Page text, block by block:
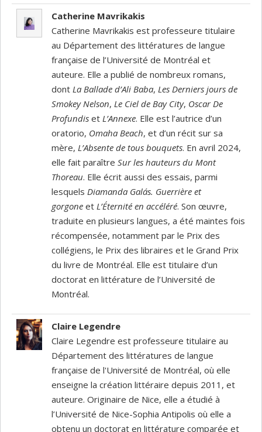
Catherine Mavrikakis
Catherine Mavrikakis est professeure titulaire
au Département des littératures de langue
française de l’Université de Montréal et
auteure. Elle a publié de nombreux romans,
dont La Ballade d’Ali Baba, Les Derniers jours de
Smokey Nelson, Le Ciel de Bay City, Oscar De
Profundis et L’Annexe. Elle est l’autrice d’un
oratorio, Omaha Beach, et d’un récit sur sa
mère, L’Absente de tous bouquets. En avril 2024,
elle fait paraître Sur les hauteurs du Mont
Thoreau. Elle écrit aussi des essais, parmi
lesquels Diamanda Galás. Guerrière et
gorgone et L’Éternité en accéléré. Son œuvre,
traduite en plusieurs langues, a été maintes fois
récompensée, notamment par le Prix des
collégiens, le Prix des libraires et le Grand Prix
du livre de Montréal. Elle est titulaire d’un
doctorat en littérature de l’Université de
Montréal.
Claire Legendre
Claire Legendre est professeure titulaire au
Département des littératures de langue
française de l'Université de Montréal, où elle
enseigne la création littéraire depuis 2011, et
auteure. Originaire de Nice, elle a étudié à
l’Université de Nice-Sophia Antipolis où elle a
obtenu un doctorat en littérature comparée et